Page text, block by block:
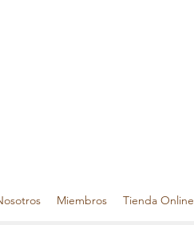
Miembros Tienda Online